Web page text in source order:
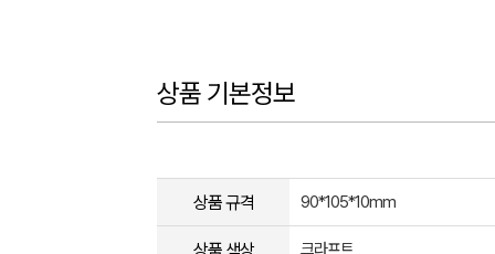
상품 기본정보
상품 규격 90*105*10mm
상품 색상 크라프트